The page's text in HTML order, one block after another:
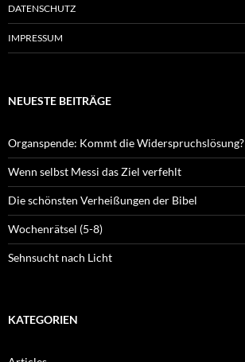
DATENSCHUTZ
IMPRESSUM
NEUESTE BEITRÄGE
Organspende: Kommt die Widerspruchslösung?
Wenn selbst Messi das Ziel verfehlt
Die schönsten Verheißungen der Bibel
Wochenrätsel (5-8)
Sehnsucht nach Licht
KATEGORIEN